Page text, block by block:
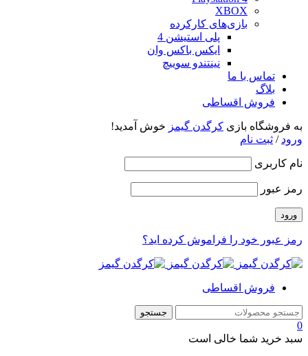
XBOX
بازی‌های کارکرده
پلی استیشن 4
ایکس باکس وان
نینتندو سوییچ
تماس با ما
بلاگ
فروش اقساطی
به فروشگاه بازی کرگدن گیمز خوش آمدید!
ورود / ثبت نام
نام کاربری
رمز عبور
رمز عبور خود را فراموش کرده اید؟
فروش اقساطی
0
سبد خرید شما خالی است